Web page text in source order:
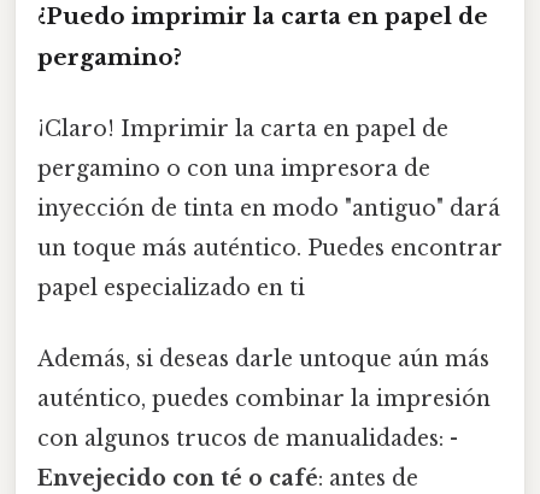
¿Puedo imprimir la carta en papel de
pergamino?
¡Claro! Imprimir la carta en papel de
pergamino o con una impresora de
inyección de tinta en modo "antiguo" dará
un toque más auténtico. Puedes encontrar
papel especializado en ti
Además, si deseas darle untoque aún más
auténtico, puedes combinar la impresión
con algunos trucos de manualidades: -
Envejecido con té o café: antes de